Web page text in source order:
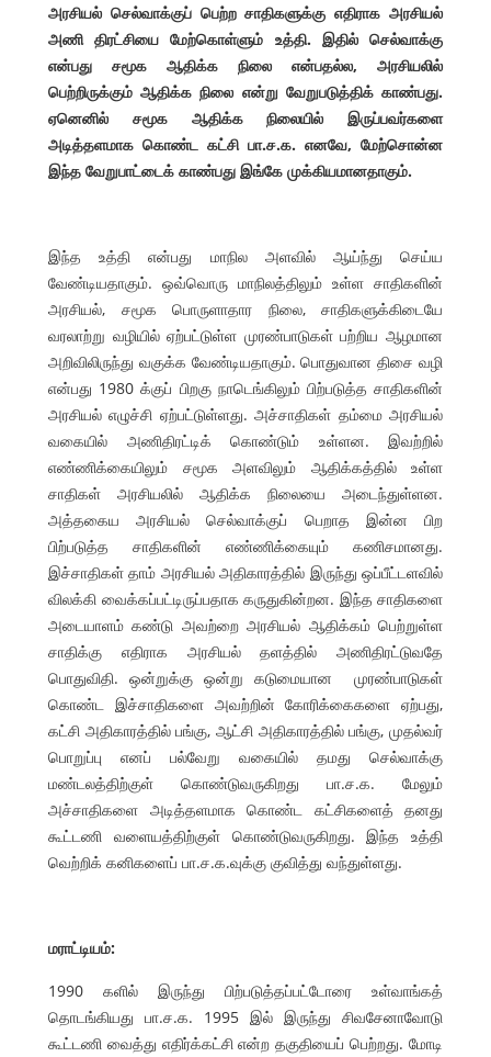
அரசியல் செல்வாக்குப் பெற்ற சாதிகளுக்கு எதிராக அரசியல்
அணி திரட்சியை மேற்கொள்ளும் உத்தி. இதில் செல்வாக்கு
என்பது சமூக ஆதிக்க நிலை என்பதல்ல, அரசியலில்
பெற்றிருக்கும் ஆதிக்க நிலை என்று வேறுபடுத்திக் காண்பது.
ஏனெனில் சமூக ஆதிக்க நிலையில் இருப்பவர்களை
அடித்தளமாக கொண்ட கட்சி பா.ச.க. எனவே, மேற்சொன்ன
இந்த வேறுபாட்டைக் காண்பது இங்கே முக்கியமானதாகும்.
இந்த உத்தி என்பது மாநில அளவில் ஆய்ந்து செய்ய
வேண்டியதாகும். ஒவ்வொரு மாநிலத்திலும் உள்ள சாதிகளின்
அரசியல், சமூக பொருளாதார நிலை, சாதிகளுக்கிடையே
வரலாற்று வழியில் ஏற்பட்டுள்ள முரண்பாடுகள் பற்றிய ஆழமான
அறிவிலிருந்து வகுக்க வேண்டியதாகும். பொதுவான திசை வழி
என்பது 1980 க்குப் பிறகு நாடெங்கிலும் பிற்படுத்த சாதிகளின்
அரசியல் எழுச்சி ஏற்பட்டுள்ளது. அச்சாதிகள் தம்மை அரசியல்
வகையில் அணிதிரட்டிக் கொண்டும் உள்ளன. இவற்றில்
எண்ணிக்கையிலும் சமூக அளவிலும் ஆதிக்கத்தில் உள்ள
சாதிகள் அரசியலில் ஆதிக்க நிலையை அடைந்துள்ளன.
அத்தகைய அரசியல் செல்வாக்குப் பெறாத இன்ன பிற
பிற்படுத்த சாதிகளின் எண்ணிக்கையும் கணிசமானது.
இச்சாதிகள் தாம் அரசியல் அதிகாரத்தில் இருந்து ஒப்பீட்டளவில்
விலக்கி வைக்கப்பட்டிருப்பதாக கருதுகின்றன. இந்த சாதிகளை
அடையாளம் கண்டு அவற்றை அரசியல் ஆதிக்கம் பெற்றுள்ள
சாதிக்கு எதிராக அரசியல் தளத்தில் அணிதிரட்டுவதே
பொதுவிதி. ஒன்றுக்கு ஒன்று கடுமையான முரண்பாடுகள்
கொண்ட இச்சாதிகளை அவற்றின் கோரிக்கைகளை ஏற்பது,
கட்சி அதிகாரத்தில் பங்கு, ஆட்சி அதிகாரத்தில் பங்கு, முதல்வர்
பொறுப்பு எனப் பல்வேறு வகையில் தமது செல்வாக்கு
மண்டலத்திற்குள் கொண்டுவருகிறது பா.ச.க. மேலும்
அச்சாதிகளை அடித்தளமாக கொண்ட கட்சிகளைத் தனது
கூட்டணி வளையத்திற்குள் கொண்டுவருகிறது. இந்த உத்தி
வெற்றிக் கனிகளைப் பா.ச.க.வுக்கு குவித்து வந்துள்ளது.
மராட்டியம்:
1990 களில் இருந்து பிற்படுத்தப்பட்டோரை உள்வாங்கத்
தொடங்கியது பா.ச.க. 1995 இல் இருந்து சிவசேனாவோடு
கூட்டணி வைத்து எதிர்க்கட்சி என்ற தகுதியைப் பெற்றது. மோடி